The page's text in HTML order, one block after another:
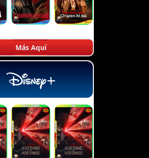
Más Aquí